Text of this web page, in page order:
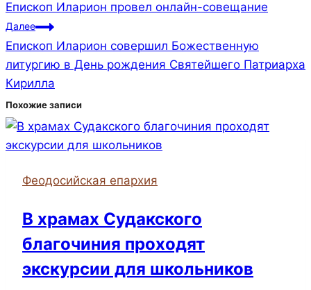
по
записям
Епископ Иларион провел онлайн-совещание
Далее
Епископ Иларион совершил Божественную
литургию в День рождения Святейшего Патриарха
Кирилла
Похожие записи
Феодосийская епархия
В храмах Судакского
благочиния проходят
экскурсии для школьников